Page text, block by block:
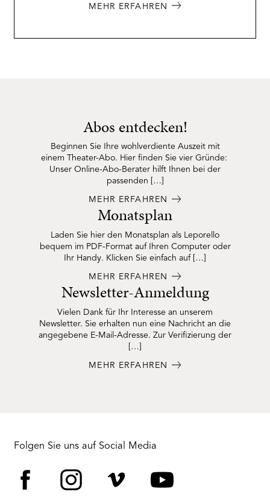
MEHR ERFAHREN
Abos entdecken!
Beginnen Sie Ihre wohlverdiente Auszeit mit
einem Theater-Abo. Hier finden Sie vier Gründe:
Unser Online-Abo-Berater hilft Ihnen bei der
passenden […]
MEHR ERFAHREN
Monatsplan
Laden Sie hier den Monatsplan als Leporello
bequem im PDF-Format auf Ihren Computer oder
Ihr Handy. Klicken Sie einfach auf […]
MEHR ERFAHREN
Newsletter-Anmeldung
Vielen Dank für Ihr Interesse an unserem
Newsletter. Sie erhalten nun eine Nachricht an die
angegebene E-Mail-Adresse. Zur Verifizierung der
[…]
MEHR ERFAHREN
Folgen Sie uns auf Social Media